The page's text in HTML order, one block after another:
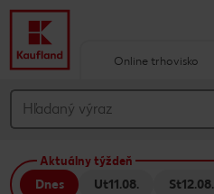
Hlavný obsah
Päta
Online trhovisko
Aktuálny týždeň
Dnes Ut11.08. St12.08.